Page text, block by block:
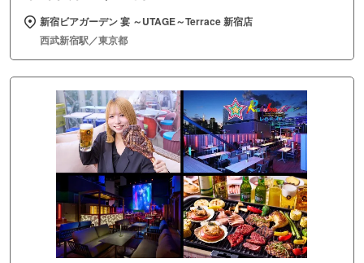
新宿ビアガーデン 宴 ～UTAGE～Terrace 新宿店
西武新宿駅／東京都